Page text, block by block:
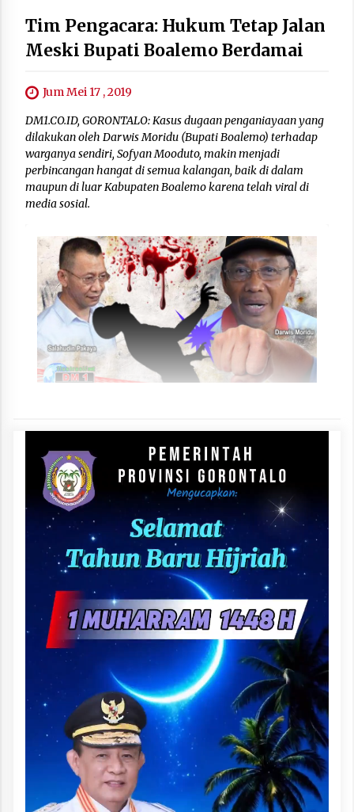
Tim Pengacara: Hukum Tetap Jalan
Meski Bupati Boalemo Berdamai
Jum Mei 17 , 2019
DM1.CO.ID, GORONTALO: Kasus dugaan penganiayaan yang
dilakukan oleh Darwis Moridu (Bupati Boalemo) terhadap
warganya sendiri, Sofyan Mooduto, makin menjadi
perbincangan hangat di semua kalangan, baik di dalam
maupun di luar Kabupaten Boalemo karena telah viral di
media sosial.